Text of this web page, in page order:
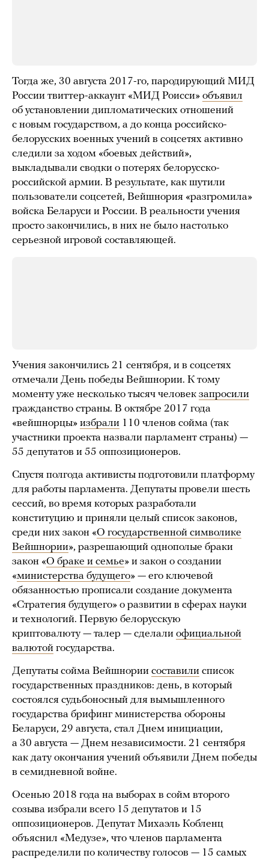
Тогда же, 30 августа 2017-го, пародирующий МИД
России твиттер-аккаунт «МИД Роисси» объявил
об установлении дипломатических отношений
с новым государством, а до конца российско-
белорусских военных учений в соцсетях активно
следили за ходом «боевых действий»,
выкладывали сводки о потерях белорусско-
российской армии. В результате, как шутили
пользователи соцсетей, Вейшнория «разгромила»
войска Беларуси и России. В реальности учения
просто закончились, в них не было настолько
серьезной игровой составляющей.
Учения закончились 21 сентября, и в соцсетях
отмечали День победы Вейшнории. К тому
моменту уже несколько тысяч человек запросили
гражданство страны. В октябре 2017 года
«вейшнорцы» избрали 110 членов сойма (так
участники проекта назвали парламент страны) —
55 депутатов и 55 оппозиционеров.
Спустя полгода активисты подготовили платформу
для работы парламента. Депутаты провели шесть
сессий, во время которых разработали
конституцию и приняли целый список законов,
среди них закон «О государственной символике
Вейшнории», разрешающий однополые браки
закон «О браке и семье» и закон о создании
«министерства будущего» — его ключевой
обязанностью прописали создание документа
«Стратегия будущего» о развитии в сферах науки
и технологий. Первую белорусскую
криптовалюту — талер — сделали официальной
валютой государства.
Депутаты сойма Вейшнории составили список
государственных праздников: день, в который
состоялся судьбоносный для вымышленного
государства брифинг министерства обороны
Беларуси, 29 августа, стал Днем инициации,
а 30 августа — Днем независимости. 21 сентября
как дату окончания учений объявили Днем победы
в семидневной войне.
Осенью 2018 года на выборах в сойм второго
созыва избрали всего 15 депутатов и 15
оппозиционеров. Депутат Михаэль Кобленц
объяснил «Медузе», что членов парламента
распределили по количеству голосов — 15 самых